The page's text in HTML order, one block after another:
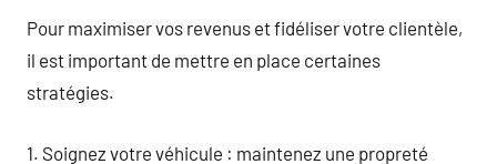
Pour maximiser vos revenus et fidéliser votre clientèle,
il est important de mettre en place certaines
stratégies.
1. Soignez votre véhicule : maintenez une propreté